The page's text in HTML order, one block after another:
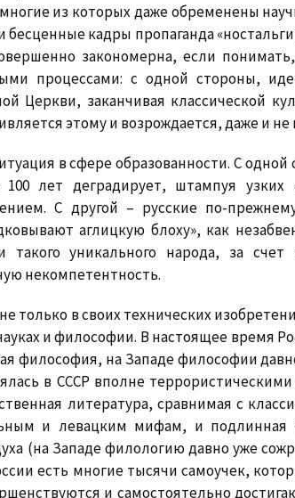
из которых даже обременены
бесценные кадры пропаганда
закономерна, если
процессами: с одной стороны,
Церкви, заканчивая классической
этому и возрождается, даже и
в сфере образованности. С
100 лет деградирует, штампуя
С другой – русские по-
аглицкую блоху», как
такого уникального народа, за
некомпетентность.
только в своих технических
и философии. В настоящее время
философия, на Западе философии
в СССР вполне
литература, сравнимая с
и левацким мифам, и подлинная
(на Западе филологию давно уже
есть многие тысячи самоучек,
и самостоятельно